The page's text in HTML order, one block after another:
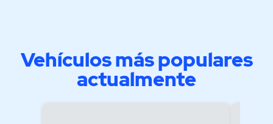
Vehículos más populares
actualmente